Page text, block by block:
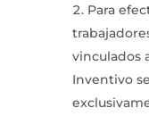
Para
vinculados
Inventivo